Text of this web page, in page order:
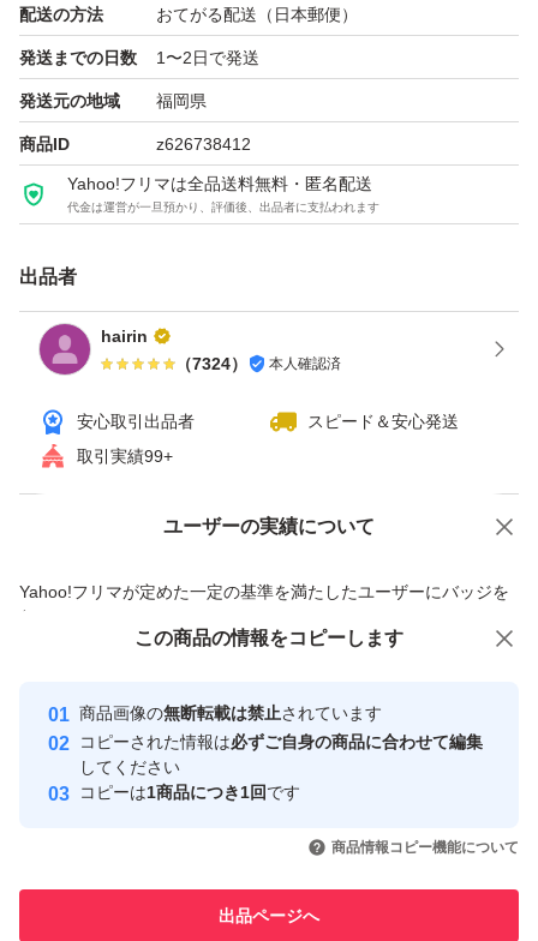
オンライン：オンライン対応
プレイモード：TVモード対応 テーブルモード対応 携帯モ
ード対応
配送の方法 おてがる配送（日本郵便）
発送までの日数 1〜2日で発送
発送元の地域 福岡県
商品ID z626738412
Yahoo!フリマは全品送料無料・匿名配送
代金は運営が一旦預かり、評価後、出品者に支払われます
出品者
hairin
（7324） 本人確認済
安心取引出品者
スピード＆安心発送
取引実績99+
ユーザーの実績について
Yahoo!フリマが定めた一定の基準を満たしたユーザーにバッジを
付与しています
安心取引出品者
心・安全なユーザーです
取引実績
引を完了させた実績があります
での取引実績があります
価格の相談 商品への質問
この商品の情報をコピーします
商品画像の無断転載は禁止されています
コピーされた情報は必ずご自身の商品に合わせて編集
してください
コピーは1商品につき1回です
商品情報コピー機能について
出品ページへ
この商品をみている人にオススメ